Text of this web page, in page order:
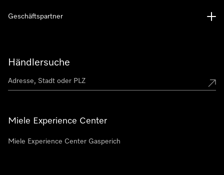
Händlersuche
Miele Experience Center
Miele Experience Center Gasperich
Geschäftspartner